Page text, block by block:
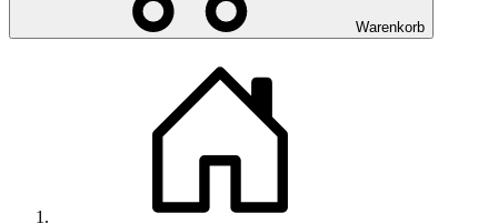
Warenkorb